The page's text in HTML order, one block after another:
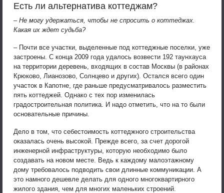
Есть ли альтернатива коттеджам?
– Не могу удержаться, чтобы не спросить о коттеджах.
Какая их ждет судьба?
– Почти все участки, выделенные под коттеджные поселки, уже
застроены. С конца 2009 года удалось возвести 192 таунхауса
на территории деревень, входящих в состав Москвы (в районах
Крюково, Лианозово, Солнцево и других). Остался всего один
участок в Капотне, где раньше предусматривалось разместить
пять коттеджей. Однако с тех пор изменилась
градостроительная политика. И надо отметить, что на то были
основательные причины.
Дело в том, что себестоимость коттеджного строительства
оказалась очень высокой. Прежде всего, за счет дорогой
инженерной инфраструктуры, которую необходимо было
создавать на новом месте. Ведь к каждому малоэтажному
дому требовалось подводить свои длинные коммуникации. А
это намного дешевле делать для одного многоквартирного
жилого здания, чем для многих маленьких строений.